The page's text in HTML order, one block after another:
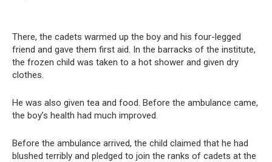
There, the cadets warmed up the boy and his four-legged
friend and gave them first aid. In the barracks of the institute,
the frozen child was taken to a hot shower and given dry
clothes.
He was also given tea and food. Before the ambulance came,
the boy’s health had much improved.
Before the ambulance arrived, the child claimed that he had
blushed terribly and pledged to join the ranks of cadets at the